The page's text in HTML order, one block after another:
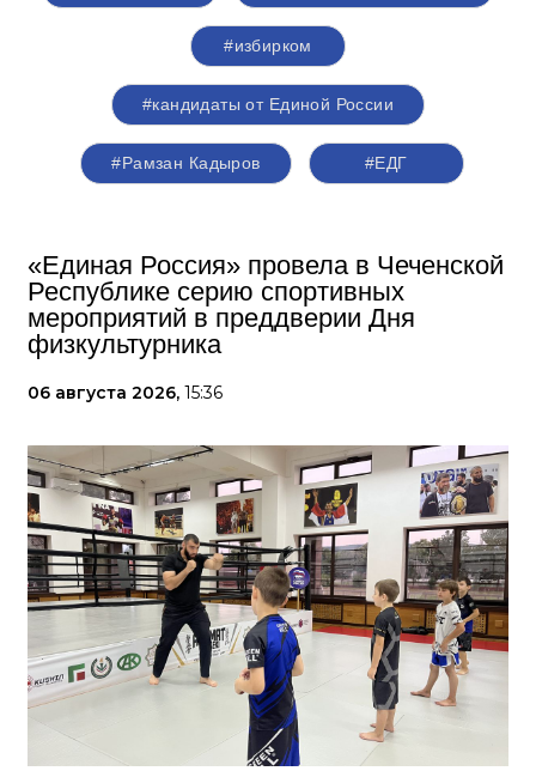
#избирком
#кандидаты от Единой России
#Рамзан Кадыров #ЕДГ
«Единая Россия» провела в Чеченской
Республике серию спортивных
мероприятий в преддверии Дня
физкультурника
06 августа 2026, 15:36